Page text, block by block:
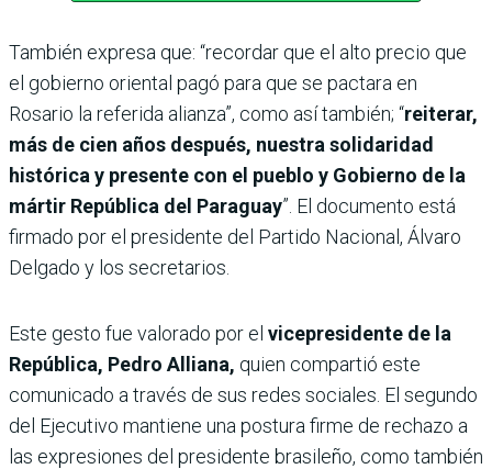
También expresa que: “recordar que el alto precio que
el gobierno oriental pagó para que se pactara en
Rosario la referida alianza”, como así también; “reiterar,
más de cien años después, nuestra solidaridad
histórica y presente con el pueblo y Gobierno de la
mártir República del Paraguay”. El documento está
firmado por el presidente del Partido Nacional, Álvaro
Delgado y los secretarios.
Este gesto fue valorado por el vicepresidente de la
República, Pedro Alliana, quien compartió este
comunicado a través de sus redes sociales. El segundo
del Ejecutivo mantiene una postura firme de rechazo a
las expresiones del presidente brasileño, como también